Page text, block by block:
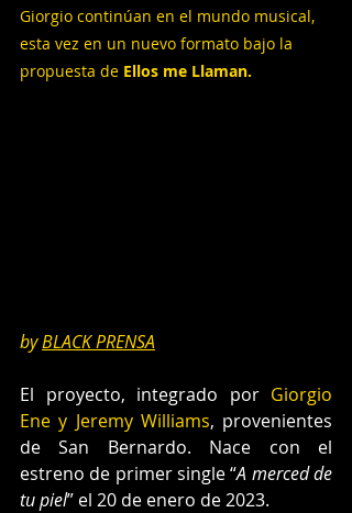
Giorgio continúan en el mundo musical,
esta vez en un nuevo formato bajo la
propuesta de Ellos me Llaman.
by BLACK PRENSA
El proyecto, integrado por Giorgio
Ene y Jeremy Williams, provenientes
de San Bernardo. Nace con el
estreno de primer single “A merced de
tu piel” el 20 de enero de 2023.